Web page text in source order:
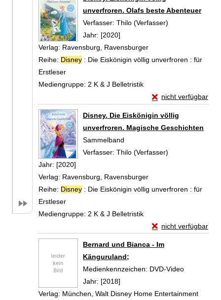
unverfroren. Olafs beste Abenteuer
Verfasser: Thilo (Verfasser)
Jahr: [2020]
Verlag: Ravensburg, Ravensburger
Reihe: Disney : Die Eiskönigin völlig unverfroren : für
Erstleser
Mediengruppe: 2 K & J Belletristik
nicht verfügbar
Exemplar-Details
Disney. Die Eiskönigin völlig
unverfroren. Magische Geschichten
Sammelband
Verfasser: Thilo (Verfasser)
Jahr: [2020]
Verlag: Ravensburg, Ravensburger
Reihe: Disney : Die Eiskönigin völlig unverfroren : für
Erstleser
Mediengruppe: 2 K & J Belletristik
nicht verfügbar
Exemplar-Details
Bernard und Bianca - Im
Känguruland;
Suche nach diesem Verfasser
Medienkennzeichen: DVD-Video
Jahr: [2018]
Verlag: München, Walt Disney Home Entertainment